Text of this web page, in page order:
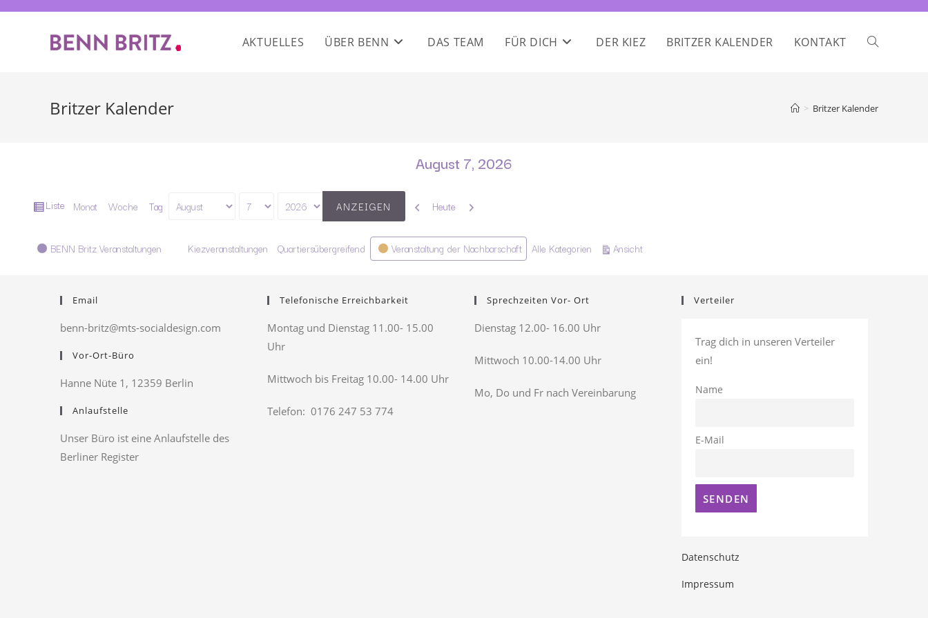
AKTUELLES ÜBER BENN DAS TEAM FÜR DICH DER KIEZ BRITZER KALENDER KONTAKT
Britzer Kalender > Britzer Kalender
August 7, 2026
Ansicht
Liste Monat Woche Tag
Monat
Tag
Jahr
Zurück
Heute Weiter
Kategorien
BENN Britz Veranstaltungen Kiezveranstaltungen Quartiersübergreifend Veranstaltung der Nachbarschaft Alle Kategorien Ansichtausdrucken
Email
benn-britz@mts-socialdesign.com
Vor-Ort-Büro
Hanne Nüte 1, 12359 Berlin
Anlaufstelle
Unser Büro ist eine Anlaufstelle des
Berliner Register
Telefonische Erreichbarkeit
Montag und Dienstag 11.00- 15.00
Uhr
Mittwoch bis Freitag 10.00- 14.00 Uhr
Telefon: 0176 247 53 774
Sprechzeiten Vor- Ort
Dienstag 12.00- 16.00 Uhr
Mittwoch 10.00-14.00 Uhr
Mo, Do und Fr nach Vereinbarung
Verteiler
Trag dich in unseren Verteiler
ein!
Name
E-Mail
Datenschutz
Impressum